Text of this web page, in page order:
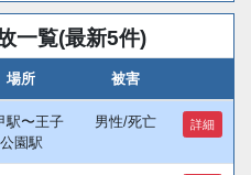
一覧(最新5件)
場所 被害
駅〜王子
公園駅
男性/死亡 詳細